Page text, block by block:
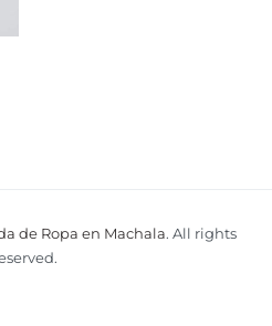
de Ropa en Machala. All rights